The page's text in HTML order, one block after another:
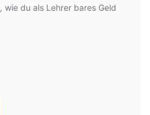
wie du als Lehrer bares Geld